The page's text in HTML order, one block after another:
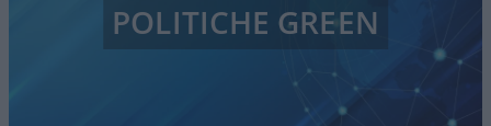
POLITICHE GREEN